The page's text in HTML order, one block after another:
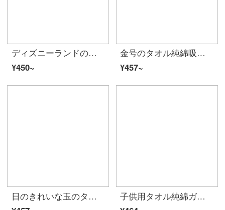
ディズニーランドの特価の公式サイトでは、新しい子供用タオルの綿とガーゼの顔を洗って、赤ちゃん用タオルを柔軟に吸い込みます。
¥450~
金号のタオル純綿吸水タオルタオルタオルタオルタオルタオルタオルは柔らかで快適です。
¥457~
日のきれいな玉のタオルの全綿の顔を洗うタオルの経典の家庭用の無地のシリーズの純綿の強い吸水タオルの美しい佳のタオルの6条は粉/米/紫/緑/カーキ/ほこりを詰めます
子供用タオル純綿ガーゼの赤ちゃんの洗顔タオル長方形の泡綿の赤ちゃんの洗顔料タオルの柔らかい3匹の人魚